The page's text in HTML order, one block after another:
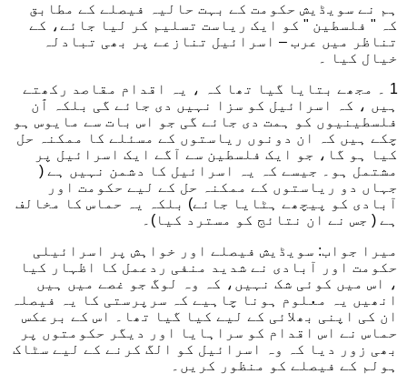
ہم نے سویڈیش حکومت کے بہت حالیہ فیصلے کے مطابق
کہ " فلسطین " کو ایک ریاست تسلیم کر لیا جائے، کے
تناظر میں عرب – اسرائیل تنازعے پر بھی تبادلہ
خیال کیا ۔
1 ۔ مجھے بتایا گیا تھا کہ ، یہ اقدام مقاصد رکھتے
ہیں ، کہ اسرائیل کو سزا نہیں دی جائے گی بلکہ ٱن
فلسطینیوں کو ہمت دی جائے گی جو اس بات سے مایوس ہو
چکے ہیں کہ ان دونوں ریاستوں کے مسئلے کا ممکنہ حل
کیا ہو گا، جو ایک فلسطین سے آگے ایک اسرائیل پر
مشتمل ہو۔ جیسے کہ یہ اسرائیل کا دشمن نہیں ہے (
جہاں دو ریاستوں کے ممکنہ حل کے لیے حکومت اور
آبادی کو پیچھے ہٹایا جائے) بلکہ یہ حماس کا مخالف
ہے ( جس نے ان نتائج کو مسترد کیا)۔
میرا جواب: سویڈیش فیصلے اور خواہش پر اسرائیلی
حکومت اور آبادی نے شدید منفی ردعمل کا اظہار کیا
، اس میں کوئی شک نہیں، کہ وہ لوگ جو غصے میں ہیں
انھیں یہ معلوم ہونا چاہیے کہ سرپرستی کا یہ فیصلہ
ان کی اپنی بھلائی کے لیے کیا گیا تھا۔ اس کے برعکس
حماس نے اس اقدام کو سراہایا اور دیگر حکومتوں پر
بھی زور دیا کہ وہ اسرائیل کو الگ کرنے کے لیے سٹاک
ہولم کے فیصلے کو منظور کریں۔